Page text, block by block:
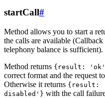
startCall#
Method allows you to start a
the calls are available
telephony balance is sufficient).
Method returns {result:
correct format and the request
Otherwise it returns {result:
disabled'} with the call